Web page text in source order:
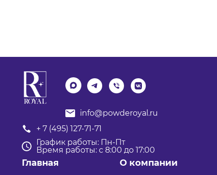
info@powderoyal.ru
+ 7 (495) 127-71-71
График работы: Пн-Пт
Время работы: с 8:00 до 17:00
Главная О компании